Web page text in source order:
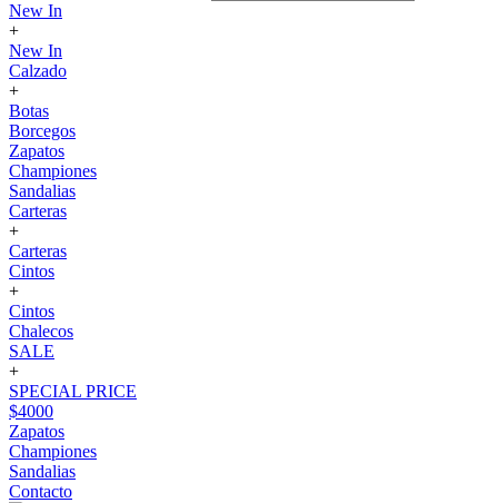
New In
+
New In
Calzado
+
Botas
Borcegos
Zapatos
Championes
Sandalias
Carteras
+
Carteras
Cintos
+
Cintos
Chalecos
SALE
+
SPECIAL PRICE
$4000
Zapatos
Championes
Sandalias
Contacto